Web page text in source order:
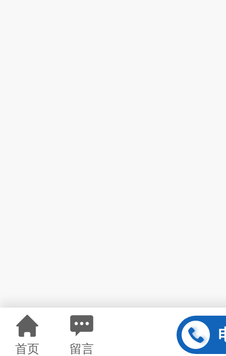
首页 留言